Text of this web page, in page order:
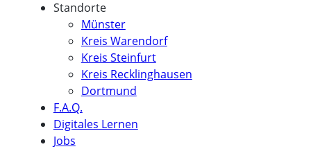
Standorte
Münster
Kreis Warendorf
Kreis Steinfurt
Kreis Recklinghausen
Dortmund
F.A.Q.
Digitales Lernen
Jobs